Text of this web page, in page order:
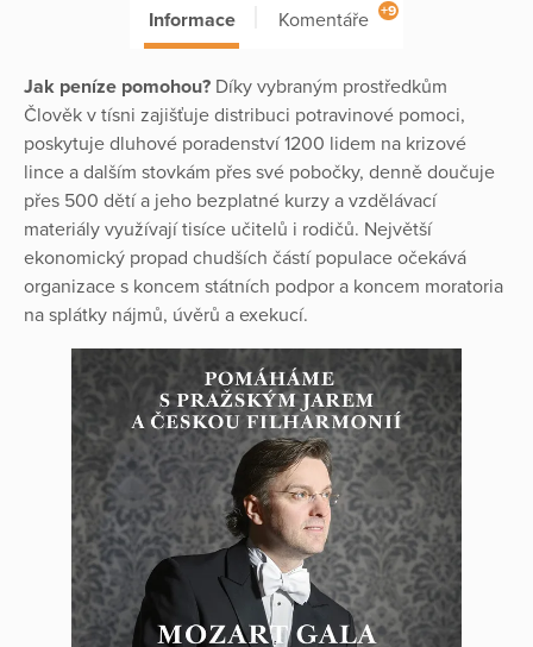
Informace Komentáře +9
Jak peníze pomohou? Díky vybraným prostředkům
Člověk v tísni zajišťuje distribuci potravinové pomoci,
poskytuje dluhové poradenství 1200 lidem na krizové
lince a dalším stovkám přes své pobočky, denně doučuje
přes 500 dětí a jeho bezplatné kurzy a vzdělávací
materiály využívají tisíce učitelů i rodičů. Největší
ekonomický propad chudších částí populace očekává
organizace s koncem státních podpor a koncem moratoria
na splátky nájmů, úvěrů a exekucí.